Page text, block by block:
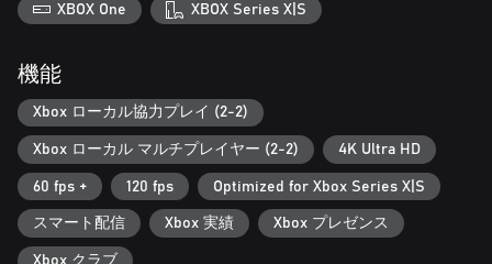
XBOX One XBOX Series X|S
機能
Xbox ローカル協力プレイ (2-2)
Xbox ローカル マルチプレイヤー (2-2) 4K Ultra HD
60 fps + 120 fps Optimized for Xbox Series X|S
スマート配信 Xbox 実績 Xbox プレゼンス
Xbox クラブ